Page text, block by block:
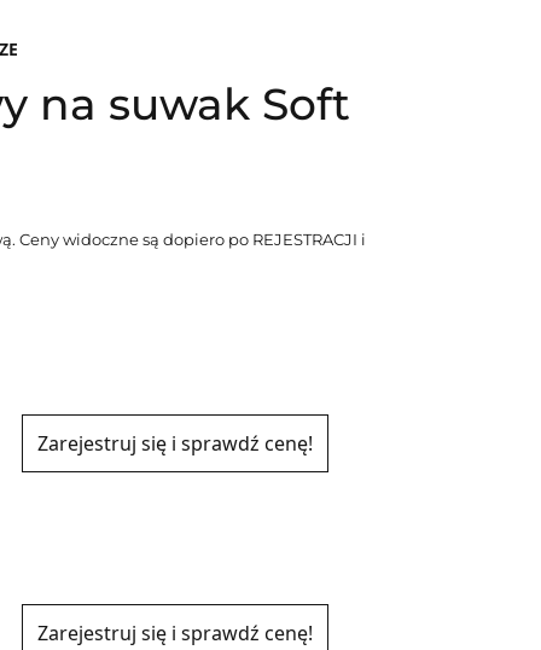
na suwak Soft
Ceny widoczne są dopiero po REJESTRACJI i
Zarejestruj się i sprawdź cenę!
Zarejestruj się i sprawdź cenę!